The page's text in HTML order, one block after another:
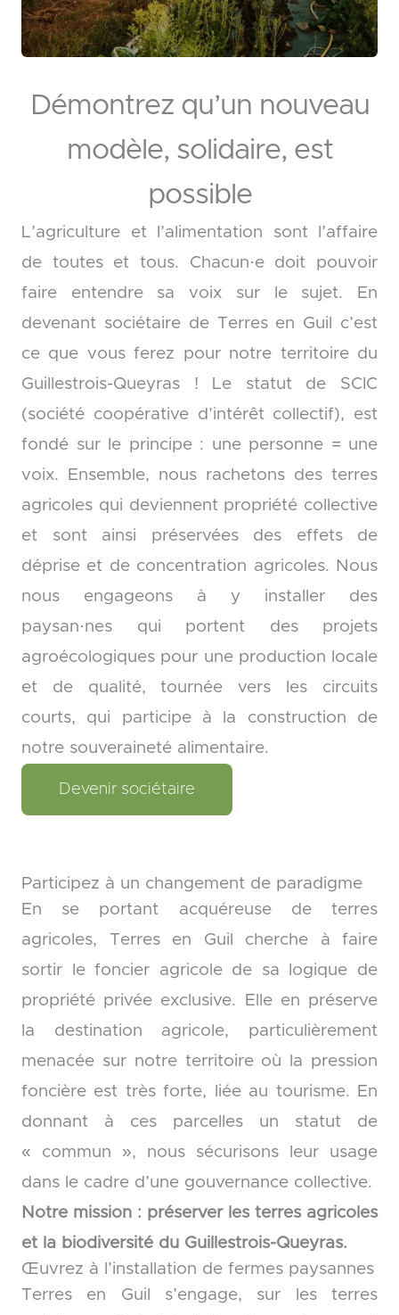
Démontrez qu’un nouveau
modèle, solidaire, est
possible
L’agriculture et l’alimentation sont l’affaire
de toutes et tous. Chacun·e doit pouvoir
faire entendre sa voix sur le sujet. En
devenant sociétaire de Terres en Guil c’est
ce que vous ferez pour notre territoire du
Guillestrois-Queyras ! Le statut de SCIC
(société coopérative d’intérêt collectif), est
fondé sur le principe : une personne = une
voix. Ensemble, nous rachetons des terres
agricoles qui deviennent propriété collective
et sont ainsi préservées des effets de
déprise et de concentration agricoles. Nous
nous engageons à y installer des
paysan·nes qui portent des projets
agroécologiques pour une production locale
et de qualité, tournée vers les circuits
courts, qui participe à la construction de
notre souveraineté alimentaire.
Devenir sociétaire
Participez à un changement de paradigme
En se portant acquéreuse de terres
agricoles, Terres en Guil cherche à faire
sortir le foncier agricole de sa logique de
propriété privée exclusive. Elle en préserve
la destination agricole, particulièrement
menacée sur notre territoire où la pression
foncière est très forte, liée au tourisme. En
donnant à ces parcelles un statut de
« commun », nous sécurisons leur usage
dans le cadre d’une gouvernance collective.
Notre mission : préserver les terres agricoles
et la biodiversité du Guillestrois-Queyras.
Œuvrez à l’installation de fermes paysannes
Terres en Guil s’engage, sur les terres